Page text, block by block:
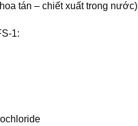
tán – chiết xuất trong nước)
1: